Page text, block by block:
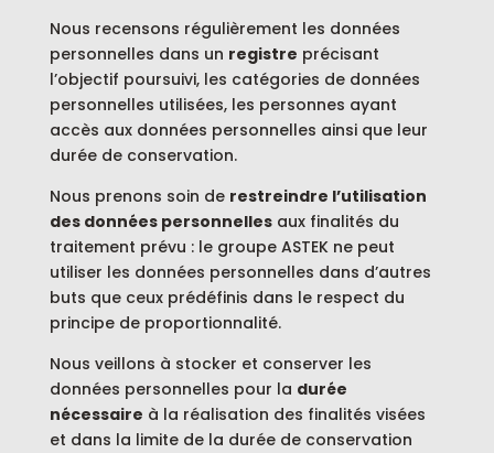
Nous recensons régulièrement les données
personnelles dans un registre précisant
l’objectif poursuivi, les catégories de données
personnelles utilisées, les personnes ayant
accès aux données personnelles ainsi que leur
durée de conservation.
Nous prenons soin de restreindre l’utilisation
des données personnellesaux finalités du
traitement prévu : le groupe ASTEK ne peut
utiliser les données personnelles dans d’autres
buts que ceux prédéfinis dans le respect du
principe de proportionnalité.
Nous veillons à stocker et conserver les
données personnelles pour la durée
nécessaire à la réalisation des finalités visées
et dans la limite de la durée de conservation